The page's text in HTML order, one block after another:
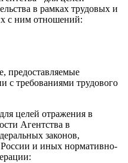
в рамках трудовых и
с ним отношений:
предоставляемые
с требованиями трудового
целей отражения в
Агентства в
законов,
и иных нормативно-